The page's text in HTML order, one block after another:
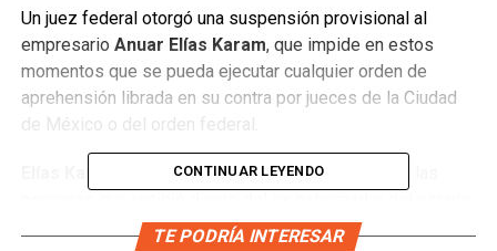
Un juez federal otorgó una suspensión provisional al
empresario Anuar Elías Karam, que impide en estos
momentos que se pueda ejecutar cualquier orden de
aprehensión librada en su contra por jueces de la Ciudad
de México o del orden federal.
, quien ha sido vinculado como una de las
César Duarte, fue denunciado el año
CONTINUAR LEYENDO
TE PODRÍA INTERESAR